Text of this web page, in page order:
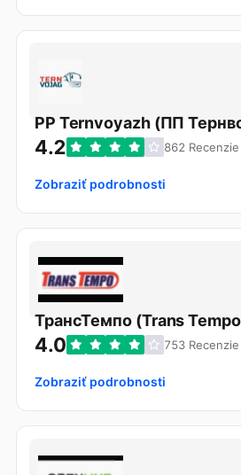
PP Ternvoyazh (ПП
4.2 862
Zobraziť podrobnosti
ТрансТемпо (Trans
4.0 753
Zobraziť podrobnosti